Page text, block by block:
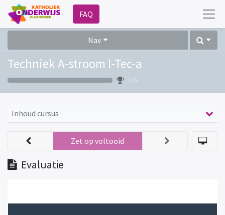
FAQ
Nav
Techniek A-stroom I-Tec-a
0 %
Inhoud cursus
Evaluatie
Zet op voltooid